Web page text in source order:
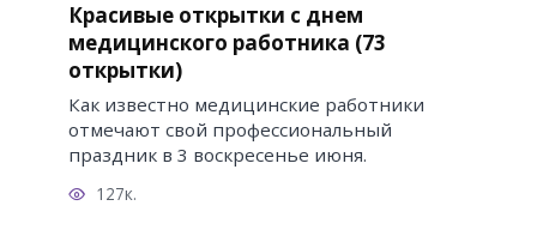
Красивые открытки с днем
медицинского работника (73
открытки)
Как известно медицинские работники
отмечают свой профессиональный
праздник в 3 воскресенье июня.
127к.